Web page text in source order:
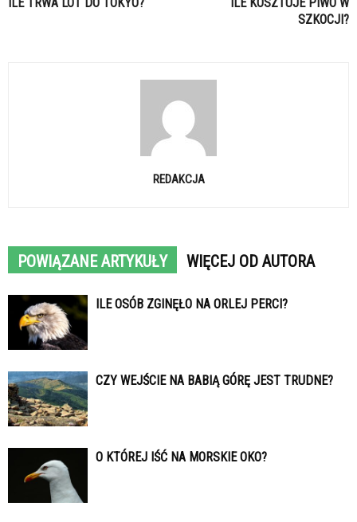
SZKOCJI?
REDAKCJA
POWIĄZANE ARTYKUŁY WIĘCEJ OD AUTORA
ILE OSÓB ZGINĘŁO NA ORLEJ PERCI?
CZY WEJŚCIE NA BABIĄ GÓRĘ JEST TRUDNE?
O KTÓREJ IŚĆ NA MORSKIE OKO?